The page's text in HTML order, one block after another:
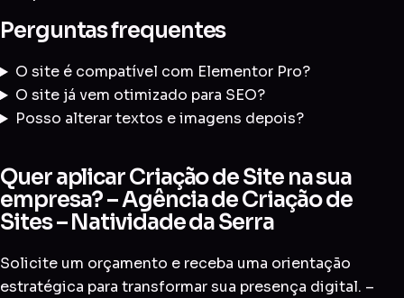
Perguntas frequentes
O site é compatível com Elementor Pro?
O site já vem otimizado para SEO?
Posso alterar textos e imagens depois?
Quer aplicar Criação de Site na sua
empresa? – Agência de Criação de
Sites – Natividade da Serra
Solicite um orçamento e receba uma orientação
estratégica para transformar sua presença digital. –